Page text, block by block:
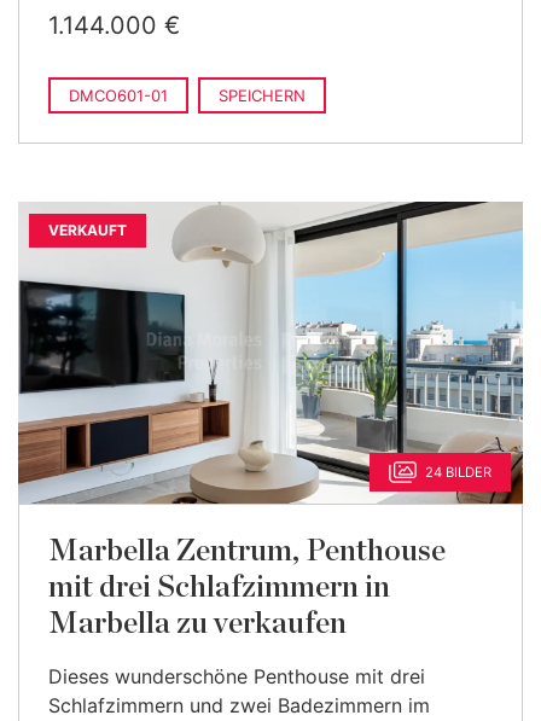
1.144.000 €
DMCO601-01 SPEICHERN
VERKAUFT
24 BILDER
Marbella Zentrum, Penthouse
mit drei Schlafzimmern in
Marbella zu verkaufen
Dieses wunderschöne Penthouse mit drei
Schlafzimmern und zwei Badezimmern im